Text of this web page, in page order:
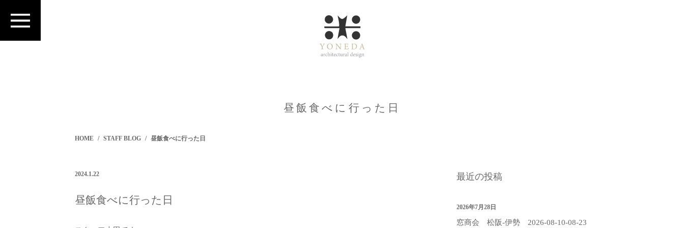
HOME STAFF BLOG 昼飯食べに行った日
昼飯食べに行った日
2024.1.22
昼飯食べに行った日
最近の投稿
窓商会 松阪-伊勢 2026-08-10-08-23
2026年7月28日